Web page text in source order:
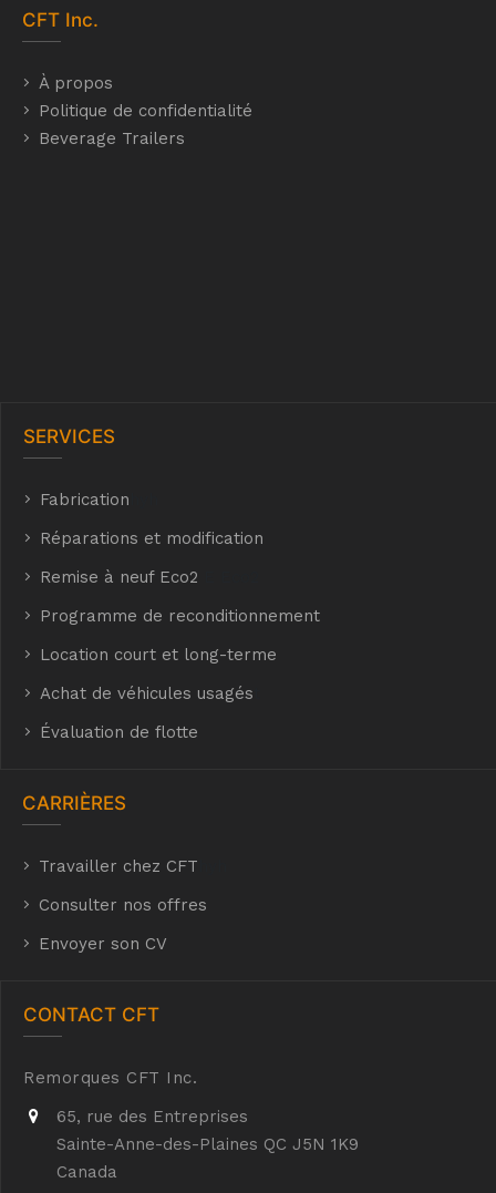
CFT Inc.
À propos
Politique de confidentialité
Beverage Trailers
SERVICES
Fabrication
Réparations et modification
Remise à neuf Eco2
Programme de reconditionnement
Location court et long-terme
Achat de véhicules usagés
Évaluation de flotte
CARRIÈRES
Travailler chez CFT
Consulter nos offres
Envoyer son CV
CONTACT CFT
Remorques CFT Inc.
65, rue des Entreprises
Sainte-Anne-des-Plaines QC J5N 1K9
Canada